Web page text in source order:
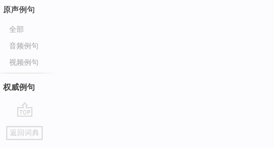
原声例句
全部
音频例句
视频例句
权威例句
go
top
返回词典